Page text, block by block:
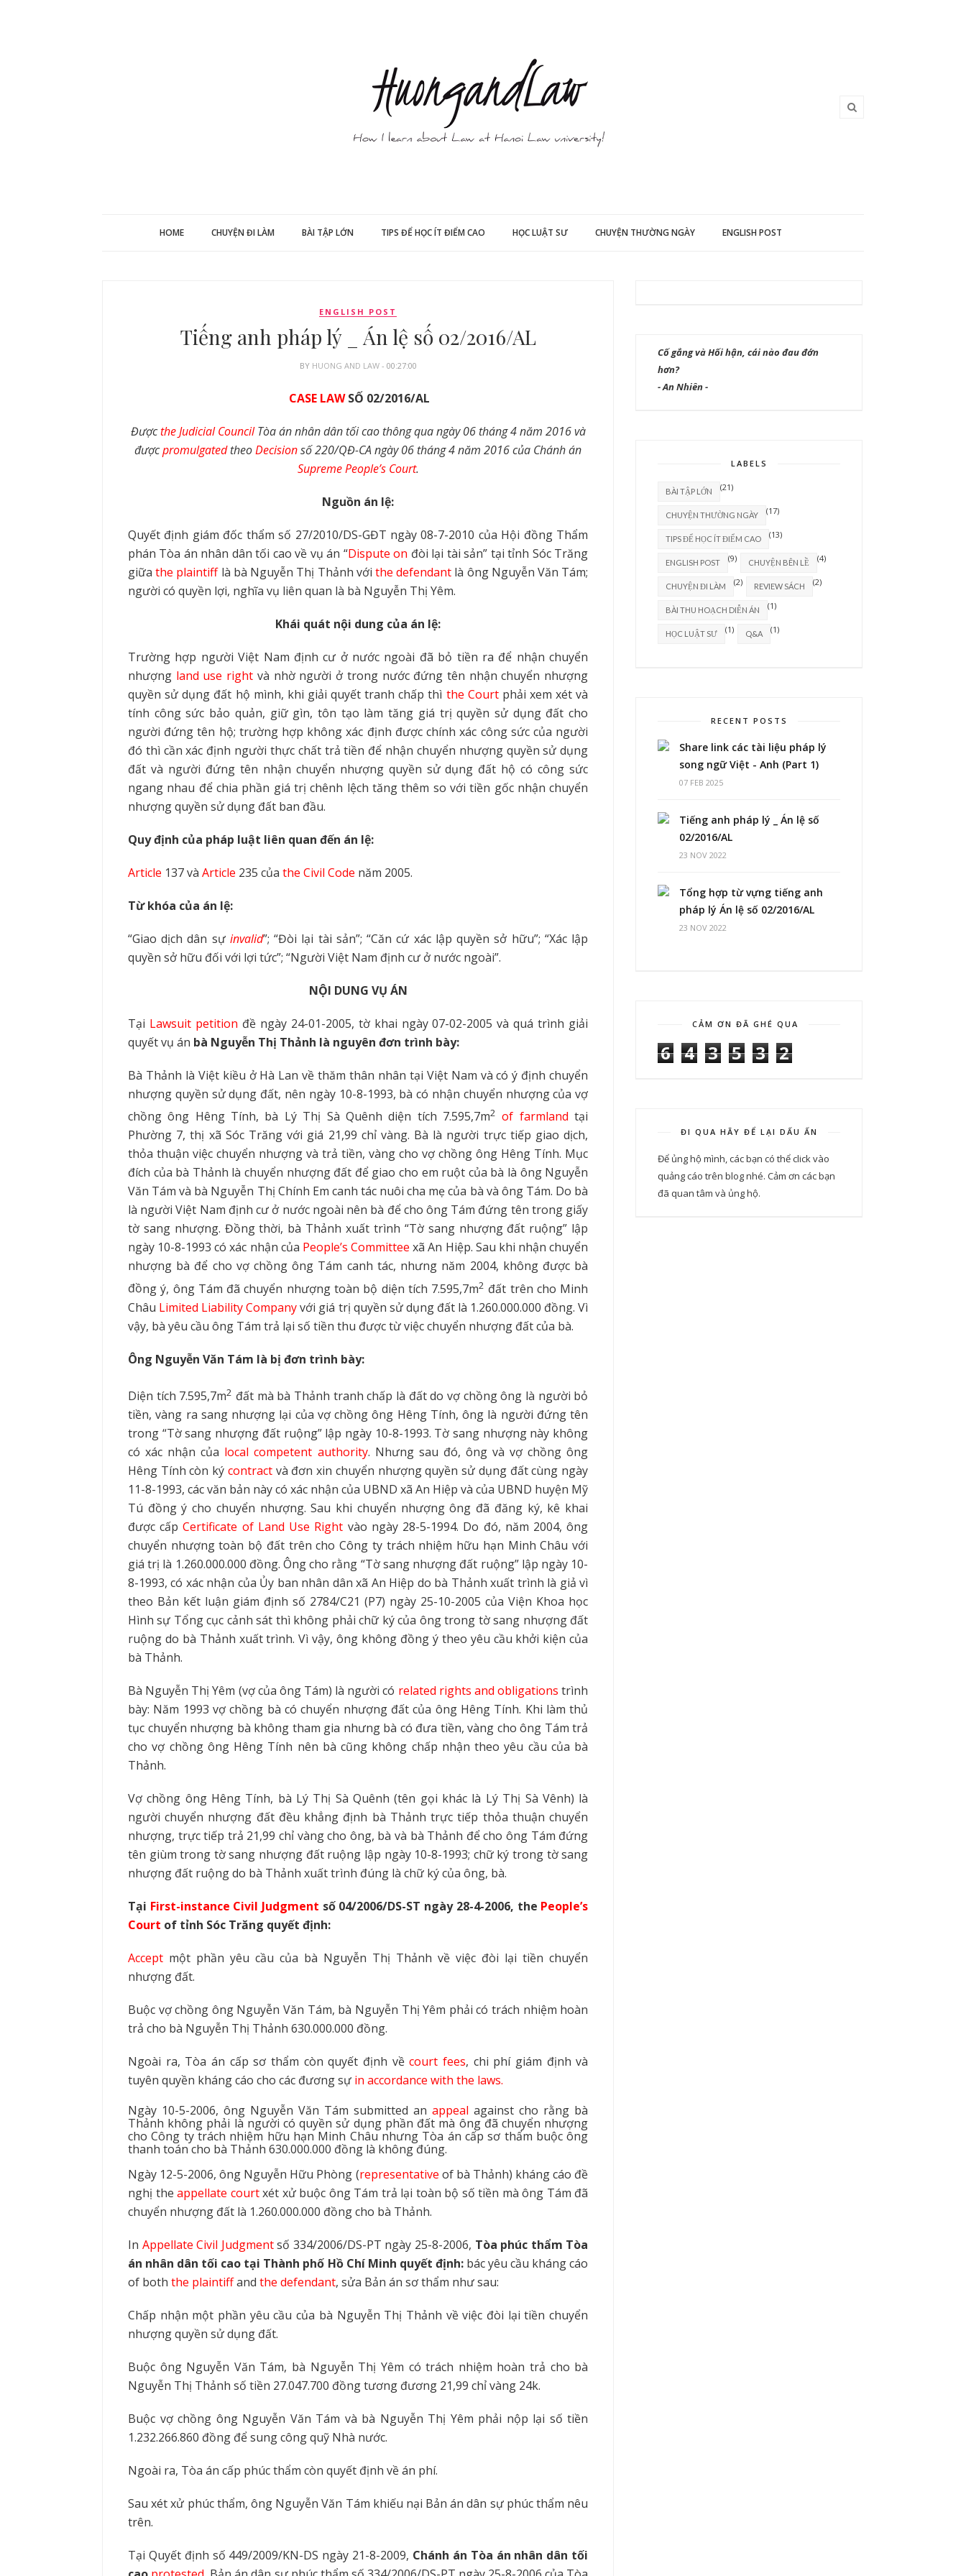
HOME CHUYỆN ĐI LÀM BÀI TẬP LỚN TIPS ĐỂ HỌC ÍT ĐIỂM CAO HỌC LUẬT SƯ CHUYỆN THƯỜNG NGÀY ENGLISH POST
ENGLISH POST
Tiếng anh pháp lý _ Án lệ số 02/2016/AL
BY HUONG AND LAW - 00:27:00
CASE LAW SỐ 02/2016/AL
Đượcthe Judicial CouncilTòa án nhân dân tối cao thông qua ngày 06 tháng 4 năm 2016 và
đượcpromulgated theoDecisionsố 220/QĐ-CA ngày 06 tháng 4 năm 2016 của Chánh án
Supreme People’s Court.
Nguồn án lệ:
Quyết định giám đốc thẩm số 27/2010/DS-GĐT ngày 08-7-2010 của Hội đồng Thẩm
phán Tòa án nhân dân tối cao về vụ án “Dispute on đòi lại tài sản” tại tỉnh Sóc Trăng
giữathe plaintiff là bà Nguyễn Thị Thảnh với the defendant là ông Nguyễn Văn Tám;
người có quyền lợi, nghĩa vụ liên quan là bà Nguyễn Thị Yêm.
Khái quát nội dung của án lệ:
Trường hợp người Việt Nam định cư ở nước ngoài đã bỏ tiền ra để nhận chuyển
nhượng land use right và nhờ người ở trong nước đứng tên nhận chuyển nhượng
quyền sử dụng đất hộ mình, khi giải quyết tranh chấp thì the Court phải xem xét và
tính công sức bảo quản, giữ gìn, tôn tạo làm tăng giá trị quyền sử dụng đất cho
người đứng tên hộ; trường hợp không xác định được chính xác công sức của người
đó thì cần xác định người thực chất trả tiền để nhận chuyển nhượng quyền sử dụng
đất và người đứng tên nhận chuyển nhượng quyền sử dụng đất hộ có công sức
ngang nhau để chia phần giá trị chênh lệch tăng thêm so với tiền gốc nhận chuyển
nhượng quyền sử dụng đất ban đầu.
Quy định của pháp luật liên quan đến án lệ:
Article 137 và Article 235 của the Civil Code năm 2005.
Từ khóa của án lệ:
“Giao dịch dân sự invalid”; “Đòi lại tài sản”; “Căn cứ xác lập quyền sở hữu”; “Xác lập
quyền sở hữu đối với lợi tức”; “Người Việt Nam định cư ở nước ngoài”.
NỘI DUNG VỤ ÁN
Tại Lawsuit petition đề ngày 24-01-2005, tờ khai ngày 07-02-2005 và quá trình giải
quyết vụ án bà Nguyễn Thị Thảnh là nguyên đơn trình bày:
Bà Thảnh là Việt kiều ở Hà Lan về thăm thân nhân tại Việt Nam và có ý định chuyển
nhượng quyền sử dụng đất, nên ngày 10-8-1993, bà có nhận chuyển nhượng của vợ
chồng ông Hêng Tính, bà Lý Thị Sà Quênh diện tích 7.595,7m2 of farmland tại
Phường 7, thị xã Sóc Trăng với giá 21,99 chỉ vàng. Bà là người trực tiếp giao dịch,
thỏa thuận việc chuyển nhượng và trả tiền, vàng cho vợ chồng ông Hêng Tính. Mục
đích của bà Thảnh là chuyển nhượng đất để giao cho em ruột của bà là ông Nguyễn
Văn Tám và bà Nguyễn Thị Chính Em canh tác nuôi cha mẹ của bà và ông Tám. Do bà
là người Việt Nam định cư ở nước ngoài nên bà để cho ông Tám đứng tên trong giấy
tờ sang nhượng. Đồng thời, bà Thảnh xuất trình “Tờ sang nhượng đất ruộng” lập
ngày 10-8-1993 có xác nhận của People’s Committee xã An Hiệp. Sau khi nhận chuyển
nhượng bà để cho vợ chồng ông Tám canh tác, nhưng năm 2004, không được bà
đồng ý, ông Tám đã chuyển nhượng toàn bộ diện tích 7.595,7m2 đất trên cho Minh
Châu Limited Liability Companyvới giá trị quyền sử dụng đất là 1.260.000.000 đồng. Vì
vậy, bà yêu cầu ông Tám trả lại số tiền thu được từ việc chuyển nhượng đất của bà.
Ông Nguyễn Văn Tám là bị đơn trình bày:
Diện tích 7.595,7m2 đất mà bà Thảnh tranh chấp là đất do vợ chồng ông là người bỏ
tiền, vàng ra sang nhượng lại của vợ chồng ông Hêng Tính, ông là người đứng tên
trong “Tờ sang nhượng đất ruộng” lập ngày 10-8-1993. Tờ sang nhượng này không
có xác nhận của local competent authority. Nhưng sau đó, ông và vợ chồng ông
Hêng Tính còn ký contractvà đơn xin chuyển nhượng quyền sử dụng đất cùng ngày
11-8-1993, các văn bản này có xác nhận của UBND xã An Hiệp và của UBND huyện Mỹ
Tú đồng ý cho chuyển nhượng. Sau khi chuyển nhượng ông đã đăng ký, kê khai
được cấpCertificate of Land Use Right vào ngày 28-5-1994. Do đó, năm 2004, ông
chuyển nhượng toàn bộ đất trên cho Công ty trách nhiệm hữu hạn Minh Châu với
giá trị là 1.260.000.000 đồng. Ông cho rằng “Tờ sang nhượng đất ruộng” lập ngày 10-
8-1993, có xác nhận của Ủy ban nhân dân xã An Hiệp do bà Thảnh xuất trình là giả vì
theo Bản kết luận giám định số 2784/C21 (P7) ngày 25-10-2005 của Viện Khoa học
Hình sự Tổng cục cảnh sát thì không phải chữ ký của ông trong tờ sang nhượng đất
ruộng do bà Thảnh xuất trình. Vì vậy, ông không đồng ý theo yêu cầu khởi kiện của
bà Thảnh.
Bà Nguyễn Thị Yêm (vợ của ông Tám) là người có related rights and obligations trình
bày: Năm 1993 vợ chồng bà có chuyển nhượng đất của ông Hêng Tính. Khi làm thủ
tục chuyển nhượng bà không tham gia nhưng bà có đưa tiền, vàng cho ông Tám trả
cho vợ chồng ông Hêng Tính nên bà cũng không chấp nhận theo yêu cầu của bà
Thảnh.
Vợ chồng ông Hêng Tính, bà Lý Thị Sà Quênh (tên gọi khác là Lý Thị Sà Vênh) là
người chuyển nhượng đất đều khẳng định bà Thảnh trực tiếp thỏa thuận chuyển
nhượng, trực tiếp trả 21,99 chỉ vàng cho ông, bà và bà Thảnh để cho ông Tám đứng
tên giùm trong tờ sang nhượng đất ruộng lập ngày 10-8-1993; chữ ký trong tờ sang
nhượng đất ruộng do bà Thảnh xuất trình đúng là chữ ký của ông, bà.
Tại First-instance Civil Judgment số 04/2006/DS-ST ngày 28-4-2006, the People’s
Court of tỉnh Sóc Trăng quyết định:
Accept một phần yêu cầu của bà Nguyễn Thị Thảnh về việc đòi lại tiền chuyển
nhượng đất.
Buộc vợ chồng ông Nguyễn Văn Tám, bà Nguyễn Thị Yêm phải có trách nhiệm hoàn
trả cho bà Nguyễn Thị Thảnh 630.000.000 đồng.
Ngoài ra, Tòa án cấp sơ thẩm còn quyết định vềcourt fees, chi phí giám định và
tuyên quyền kháng cáo cho các đương sự in accordance with the laws.
Ngày 10-5-2006, ông Nguyễn Văn Támsubmitted anappealagainstcho rằng bà
Thảnh không phải là người có quyền sử dụng phần đất mà ông đã chuyển nhượng
cho Công ty trách nhiệm hữu hạn Minh Châu nhưng Tòa án cấp sơ thẩm buộc ông
thanh toán cho bà Thảnh 630.000.000 đồng là không đúng.
Ngày 12-5-2006, ông Nguyễn Hữu Phòng (representative of bà Thảnh) kháng cáo đề
nghị theappellate courtxét xử buộc ông Tám trả lại toàn bộ số tiền mà ông Tám đã
chuyển nhượng đất là 1.260.000.000 đồng cho bà Thảnh.
In Appellate Civil Judgment số 334/2006/DS-PT ngày 25-8-2006, Tòa phúc thẩm Tòa
án nhân dân tối cao tại Thành phố Hồ Chí Minh quyết định:bác yêu cầu kháng cáo
of both the plaintiffand the defendant, sửa Bản án sơ thẩm như sau:
Chấp nhận một phần yêu cầu của bà Nguyễn Thị Thảnh về việc đòi lại tiền chuyển
nhượng quyền sử dụng đất.
Buộc ông Nguyễn Văn Tám, bà Nguyễn Thị Yêm có trách nhiệm hoàn trả cho bà
Nguyễn Thị Thảnh số tiền 27.047.700 đồng tương đương 21,99 chỉ vàng 24k.
Buộc vợ chồng ông Nguyễn Văn Tám và bà Nguyễn Thị Yêm phải nộp lại số tiền
1.232.266.860 đồng để sung công quỹ Nhà nước.
Ngoài ra, Tòa án cấp phúc thẩm còn quyết định về án phí.
Sau xét xử phúc thẩm, ông Nguyễn Văn Tám khiếu nại Bản án dân sự phúc thẩm nêu
trên.
Tại Quyết định số 449/2009/KN-DS ngày 21-8-2009, Chánh án Tòa án nhân dân tối
Cố gắng và Hối hận, cái nào đau đớn
hơn?
- An Nhiên -
LABELS
BÀI TẬP LỚN (21)
CHUYỆN THƯỜNG NGÀY (17)
TIPS ĐỂ HỌC ÍT ĐIỂM CAO (13)
ENGLISH POST (9) CHUYỆN BÊN LỀ (4)
CHUYỆN ĐI LÀM (2) REVIEW SÁCH (2)
BÀI THU HOẠCH DIỄN ÁN (1)
HỌC LUẬT SƯ (1) Q&A (1)
RECENT POSTS
Share link các tài liệu pháp lý
song ngữ Việt - Anh (Part 1)
07 FEB 2025
Tiếng anh pháp lý _ Án lệ số
02/2016/AL
23 NOV 2022
Tổng hợp từ vựng tiếng anh
pháp lý Án lệ số 02/2016/AL
23 NOV 2022
CẢM ƠN ĐÃ GHÉ QUA
6 4 3 5 3 2
ĐI QUA HÃY ĐỂ LẠI DẤU ẤN
Để ủng hộ mình, các bạn có thể click vào
quảng cáo trên blog nhé. Cảm ơn các bạn
đã quan tâm và ủng hộ.